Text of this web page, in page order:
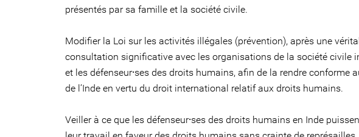
présentés par sa famille et la société civile.
Modifier la Loi sur les activités illégales (prévention), après une
consultation significative avec les organisations de la société civile
et les défenseur⸱ses des droits humains, afin de la rendre conforme
de l’Inde en vertu du droit international relatif aux droits humains.
Veiller à ce que les défenseur⸱ses des droits humains en Inde